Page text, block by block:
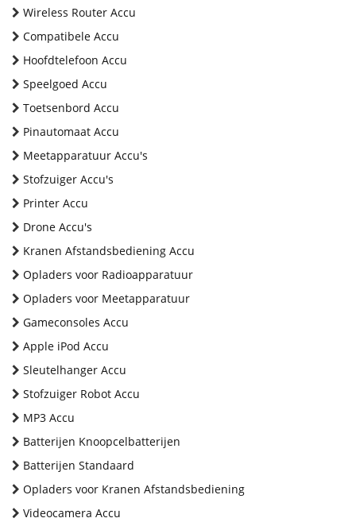
Wireless Router Accu
Compatibele Accu
Hoofdtelefoon Accu
Speelgoed Accu
Toetsenbord Accu
Pinautomaat Accu
Meetapparatuur Accu's
Stofzuiger Accu's
Printer Accu
Drone Accu's
Kranen Afstandsbediening Accu
Opladers voor Radioapparatuur
Opladers voor Meetapparatuur
Gameconsoles Accu
Apple iPod Accu
Sleutelhanger Accu
Stofzuiger Robot Accu
MP3 Accu
Batterijen Knoopcelbatterijen
Batterijen Standaard
Opladers voor Kranen Afstandsbediening
Videocamera Accu